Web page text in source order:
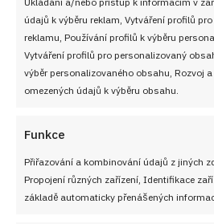
údajů k výběru reklam, Vytváření profilů
reklamu, Používání profilů k výběru
Vytváření profilů pro personalizovaný
výběr personalizovaného obsahu, Rozvoj
omezených údajů k výběru obsahu.
Funkce
Přiřazování a kombinování údajů z jiných
Propojení různých zařízení, Identifikace
základě automaticky přenášených
Jak uchovat rajčata, aby
několika měsících: Díky
každý
5. 8. 2026